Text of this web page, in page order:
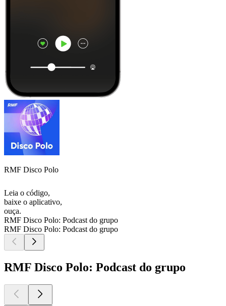
RMF Disco Polo
Leia o código,
baixe o aplicativo,
ouça.
RMF Disco Polo: Podcast do grupo
RMF Disco Polo: Podcast do grupo
RMF Disco Polo: Podcast do grupo